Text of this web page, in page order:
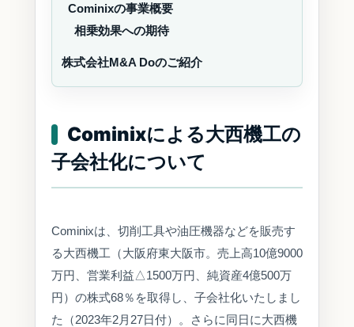
Cominixの事業概要
相乗効果への期待
株式会社M&A Doのご紹介
Cominixによる大西機工の
子会社化について
Cominixは、切削工具や油圧機器などを販売す
る大西機工（大阪府東大阪市。売上高10億9000
万円、営業利益△1500万円、純資産4億500万
円）の株式68％を取得し、子会社化いたしまし
た（2023年2月27日付）。さらに同日に大西機